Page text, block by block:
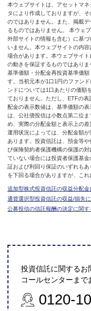
本ウェブサイトは、アセットマ
タにより作成しておりますが、
のではありません。また、掲載
るものではありません。 本ウェ
外部サイトの情報も含む）に基
いません。本ウェブサイトの内
場合があります。本ウェブサイ
の動きを保証するものではありま
基準価額・分配金再投資基準価
す。当初元本が1口1円のファン
ンドについては1口あたりの価額
ておりません。ただし、ETFの
配金の表示数値は、基準価額の
は、公社債投信は小数点第二位
め、実際の分配金額と表示上の差
運用状況によっては、分配金額
あります。投資信託は、預金等
び保険契約者保護機構の保護の
ていない場合には投資者保護基
証および利回り保証のいずれも
を下回る場合がありますが、こ
追加型株式投資信託の収益分配金
通貨選択型投資信託の収益/損失
公募投信の信託報酬の決定に関す
投資信託に関するお
コールセンターまで
0120-